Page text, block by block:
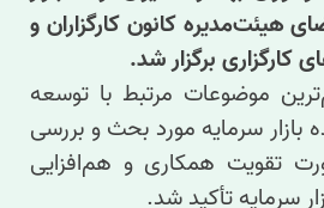
هیئت‌مدیره کانون کارگزاران و
برگزار شد.
موضوعات مرتبط با توسعه
بازار سرمایه مورد بحث و بررسی
تقویت همکاری و هم‌افزایی
سرمایه تأکید شد.